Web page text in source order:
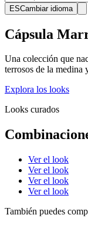
ESCambiar idioma
Cápsula
Una colección que
terrosos de la medina
Explora los looks
Looks curados
Ver el look
Ver el look
Ver el look
Ver el look
También puedes